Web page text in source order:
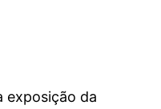
exposição da